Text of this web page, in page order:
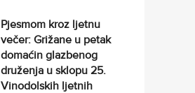
Pjesmom kroz ljetnu
večer: Grižane u petak
domaćin glazbenog
druženja u sklopu 25.
Vinodolskih ljetnih